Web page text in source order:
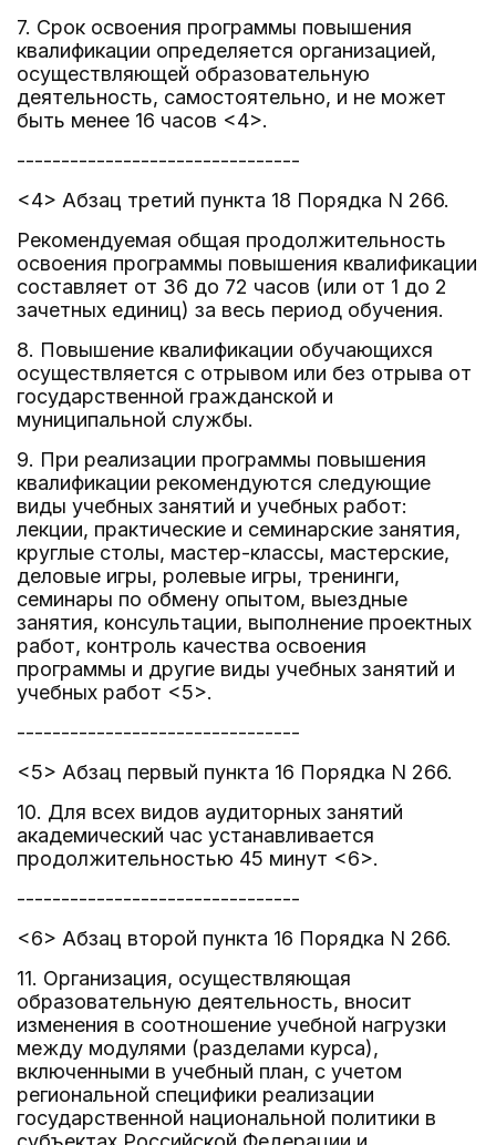
7. Срок освоения программы повышения
квалификации определяется организацией,
осуществляющей образовательную
деятельность, самостоятельно, и не может
быть менее 16 часов <4>.
--------------------------------
<4> Абзац третий пункта 18 Порядка N 266.
Рекомендуемая общая продолжительность
освоения программы повышения квалификации
составляет от 36 до 72 часов (или от 1 до 2
зачетных единиц) за весь период обучения.
8. Повышение квалификации обучающихся
осуществляется с отрывом или без отрыва от
государственной гражданской и
муниципальной службы.
9. При реализации программы повышения
квалификации рекомендуются следующие
виды учебных занятий и учебных работ:
лекции, практические и семинарские занятия,
круглые столы, мастер-классы, мастерские,
деловые игры, ролевые игры, тренинги,
семинары по обмену опытом, выездные
занятия, консультации, выполнение проектных
работ, контроль качества освоения
программы и другие виды учебных занятий и
учебных работ <5>.
--------------------------------
<5> Абзац первый пункта 16 Порядка N 266.
10. Для всех видов аудиторных занятий
академический час устанавливается
продолжительностью 45 минут <6>.
--------------------------------
<6> Абзац второй пункта 16 Порядка N 266.
11. Организация, осуществляющая
образовательную деятельность, вносит
изменения в соотношение учебной нагрузки
между модулями (разделами курса),
включенными в учебный план, с учетом
региональной специфики реализации
государственной национальной политики в